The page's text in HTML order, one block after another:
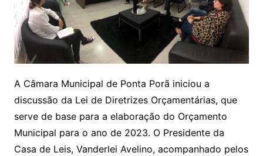
A Câmara Municipal de Ponta Porã iniciou a
discussão da Lei de Diretrizes Orçamentárias, que
serve de base para a elaboração do Orçamento
Municipal para o ano de 2023. O Presidente da
Casa de Leis, Vanderlei Avelino, acompanhado pelos